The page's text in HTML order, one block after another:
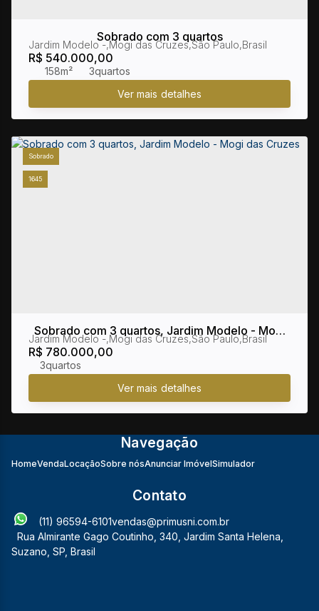
Sobrado com 3 quartos
R$ 540.000,00
Jardim Modelo ,Mogi das Cruzes,São Paulo,Brasil
3
158m²
1645
Sobrado
Sobrado com 3 quartos, Jardim Modelo - Mogi
das Cruzes
R$ 780.000,00
Jardim Modelo ,Mogi das Cruzes,São Paulo,Brasil
3
Navegação
HomeVendaLocaçãoSobre nósAnunciar ImóvelSimulador
Contato
(11) 96594-6101vendas@primusni.com.br
Rua Almirante Gago Coutinho 340 Jardim Santa Helena
Suzano SP Brasil